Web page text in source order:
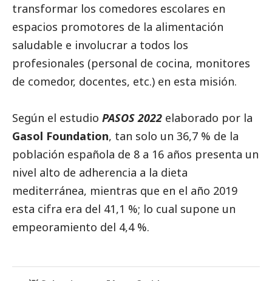
transformar los comedores escolares en
espacios promotores de la alimentación
saludable e involucrar a todos los
profesionales (personal de cocina, monitores
de comedor, docentes, etc.) en esta misión.
Según el estudio PASOS 2022 elaborado por la
Gasol Foundation, tan solo un 36,7 % de la
población española de 8 a 16 años presenta un
nivel alto de adherencia a la dieta
mediterránea, mientras que en el año 2019
esta cifra era del 41,1 %; lo cual supone un
empeoramiento del 4,4 %.